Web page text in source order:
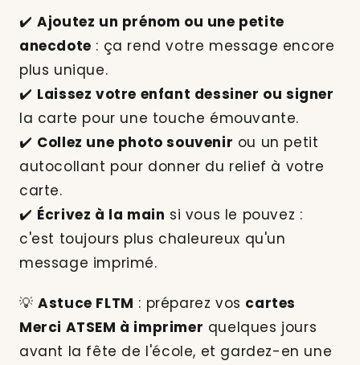
✔️Ajoutez un prénom ou une petite
anecdote : ça rend votre message encore
plus unique.
✔️ Laissez votre enfant dessiner ou signer
la carte pour une touche émouvante.
✔️ Collez une photo souvenir ou un petit
autocollant pour donner du relief à votre
carte.
✔️ Écrivez à la main si vous le pouvez :
c'est toujours plus chaleureux qu'un
message imprimé.
💡Astuce FLTM : préparez vos cartes
Merci ATSEM à imprimer quelques jours
avant la fête de l'école, et gardez-en une